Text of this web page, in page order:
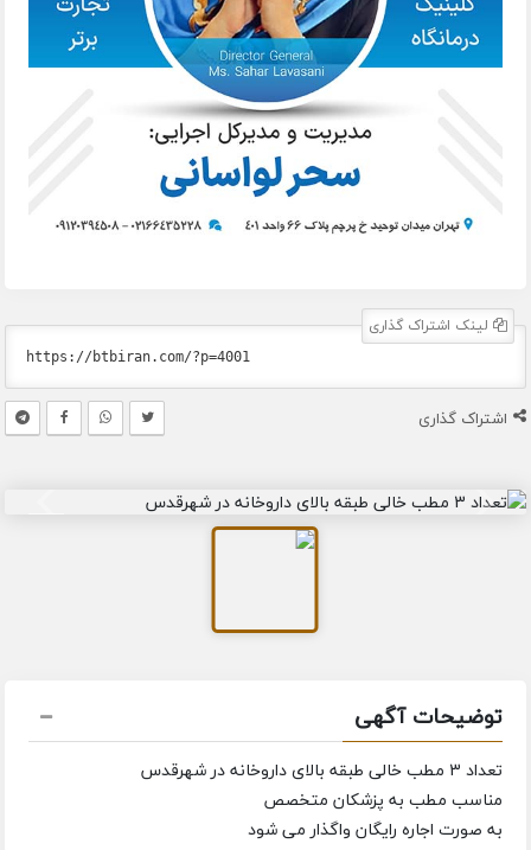
لینک اشتراک گذاری
اشتراک گذاری
توضیحات آگهی
تعداد 3 مطب خالی طبقه بالای داروخانه در شهرقدس
مناسب مطب به پزشکان متخصص
به صورت اجاره رایگان واگذار می شود